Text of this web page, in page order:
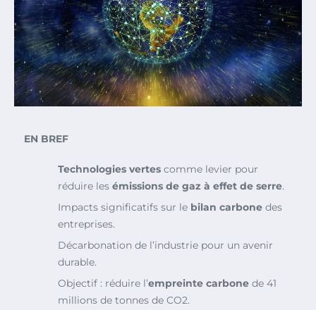
EN BREF
Technologies vertes comme levier pour
réduire les émissions de gaz à effet de serre.
Impacts significatifs sur le bilan carbone des
entreprises.
Décarbonation de l’industrie pour un avenir
durable.
Objectif : réduire l’empreinte carbone de 41
millions de tonnes de CO2.